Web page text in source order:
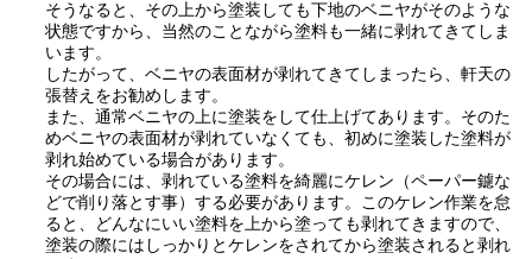
そうなると、その上から塗装しても下地のベニヤがそのような
状態ですから、当然のことながら塗料も一緒に剥れてきてしま
います。
したがって、ベニヤの表面材が剥れてきてしまったら、軒天の
張替えをお勧めします。
また、通常ベニヤの上に塗装をして仕上げてあります。そのた
めベニヤの表面材が剥れていなくても、初めに塗装した塗料が
剥れ始めている場合があります。
その場合には、剥れている塗料を綺麗にケレン（ペーパー鑢な
どで削り落とす事）する必要があります。このケレン作業を怠
ると、どんなにいい塗料を上から塗っても剥れてきますので、
塗装の際にはしっかりとケレンをされてから塗装されると剥れ